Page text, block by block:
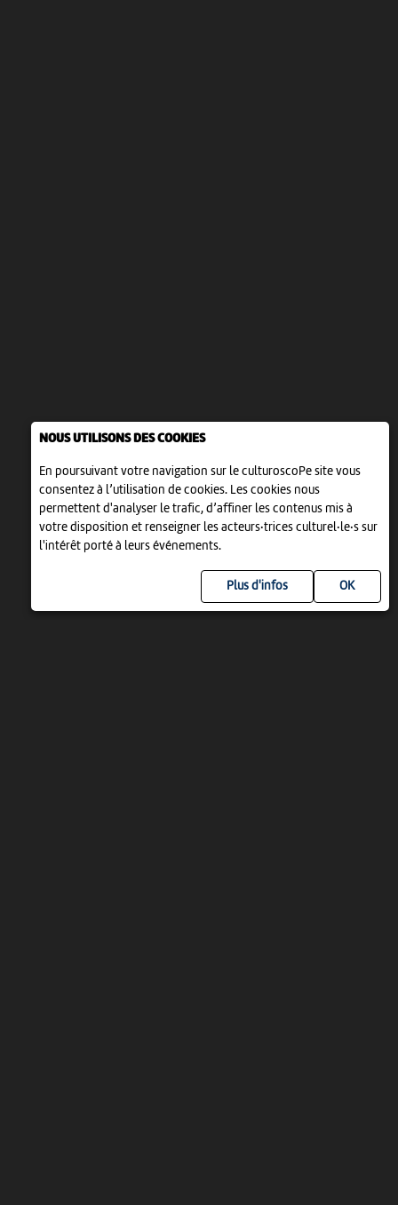
NOUS UTILISONS DES COOKIES
En poursuivant votre navigation sur le culturoscoPe site vous
consentez à l’utilisation de cookies. Les cookies nous
permettent d'analyser le trafic, d’affiner les contenus mis à
votre disposition et renseigner les acteurs·trices culturel·le·s sur
l'intérêt porté à leurs événements.
Plus d'infos